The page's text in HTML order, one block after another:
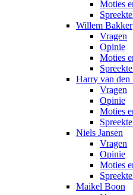
Moties
Willem Bakker
Vragen
Opinie
Moties
Harry van den
Vragen
Opinie
Moties
Niels Jansen
Vragen
Opinie
Moties
Maikel Boon